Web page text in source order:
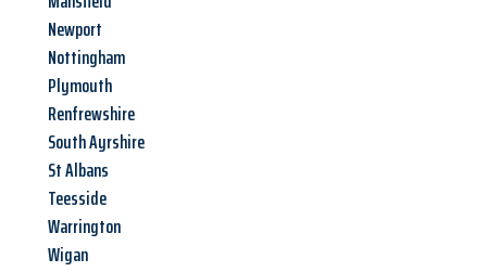
Newport
Nottingham
Plymouth
Renfrewshire
South Ayrshire
St Albans
Teesside
Warrington
Wigan